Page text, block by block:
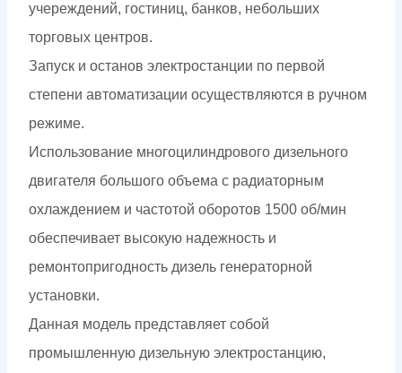
учереждений, гостиниц, банков, небольших
торговых центров.
Запуск и останов электростанции по первой
степени автоматизации осуществляются в ручном
режиме.
Использование многоцилиндрового дизельного
двигателя большого объема с радиаторным
охлаждением и частотой оборотов 1500 об/мин
обеспечивает высокую надежность и
ремонтопригодность дизель генераторной
установки.
Данная модель представляет собой
промышленную дизельную электростанцию,